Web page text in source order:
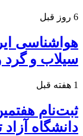
6 روز قبل
هواشناسی
سیلاب و
1 هفته قبل
ثبت‌نام
دانشگاه آزاد تا ۱۶ مرداد